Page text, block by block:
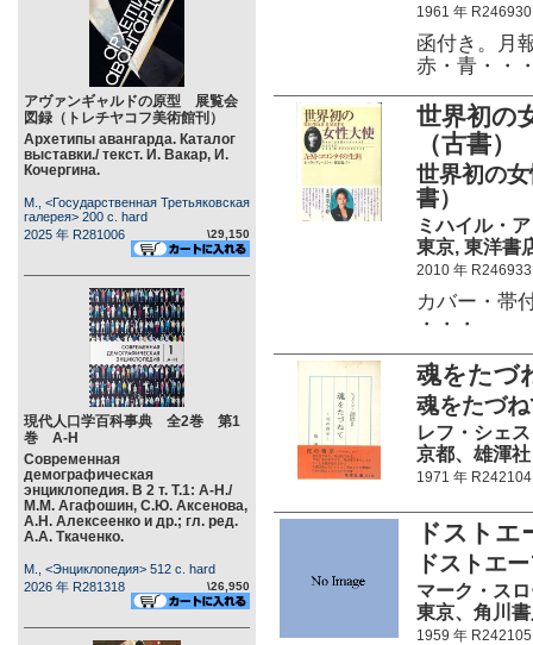
アヴァンギャルドの原型 展覧会
図録（トレチヤコフ美術館刊）
Архетипы авангарда. Каталог
выставки./ текст. И. Вакар, И.
Кочергина.
М., <Государственная Третьяковская
галерея> 200 c. hard
2025 年 R281006
\29,150
現代人口学百科事典 全2巻 第1
巻 А-Н
Современная
демографическая
энциклопедия. В 2 т. Т.1: А-Н./
М.М. Агафошин, С.Ю. Аксенова,
А.Н. Алексеенко и др.; гл. ред.
А.А. Ткаченко.
М., <Энциклопедия> 512 c. hard
2026 年 R281318
\26,950
1961 年 R246930
函付き。月
赤・青・・
世界初の
（古書）
世界初の
書）
ミハイル・
東京, 東洋書
2010 年 R246933
カバー・帯
・・・
魂をたづ
魂をたづ
レフ・シェ
京都、雄渾
1971 年 R242104
ドスト
ドストエ
マーク・ス
東京、角川
1959 年 R242105